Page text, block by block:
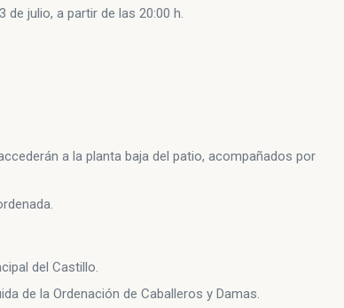
julio, a partir de las 20:00 h.
a la planta baja del patio, acompañados por
del Castillo.
de la Ordenación de Caballeros y Damas.